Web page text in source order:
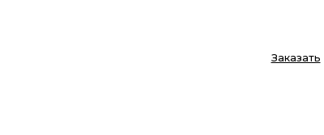
Заказать